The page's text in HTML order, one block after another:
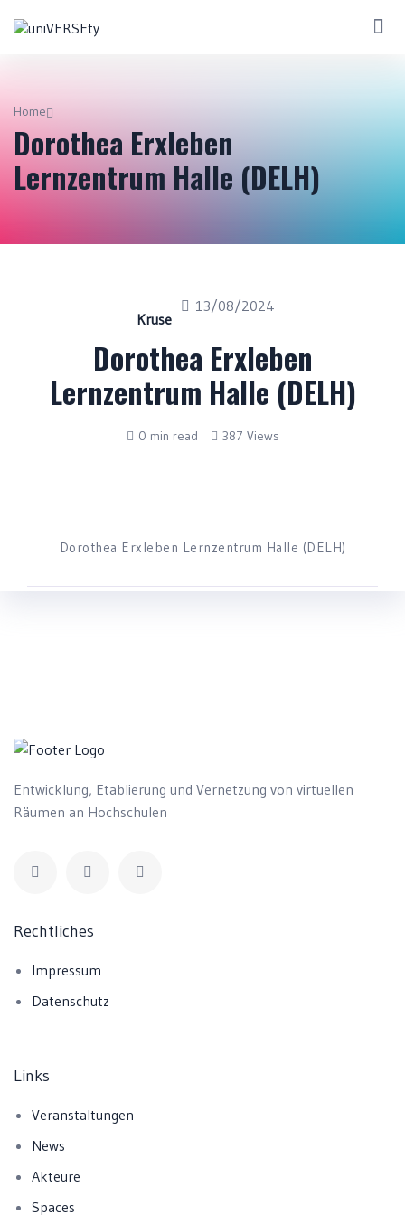
Home
Dorothea Erxleben
Lernzentrum Halle (DELH)
Kruse
13/08/2024
Dorothea Erxleben
Lernzentrum Halle (DELH)
0 min read 387 Views
Dorothea Erxleben Lernzentrum Halle (DELH)
Entwicklung, Etablierung und Vernetzung von virtuellen
Räumen an Hochschulen
Rechtliches
Impressum
Datenschutz
Links
Veranstaltungen
News
Akteure
Spaces